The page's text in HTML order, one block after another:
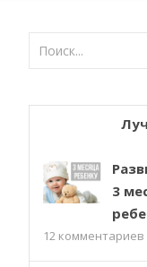
3
12 комментариев